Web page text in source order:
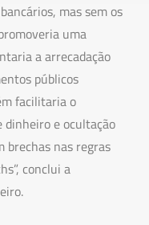
mas sem os
uma
a arrecadação
públicos
facilitaria o
dinheiro e ocultação
brechas nas regras
conclui a